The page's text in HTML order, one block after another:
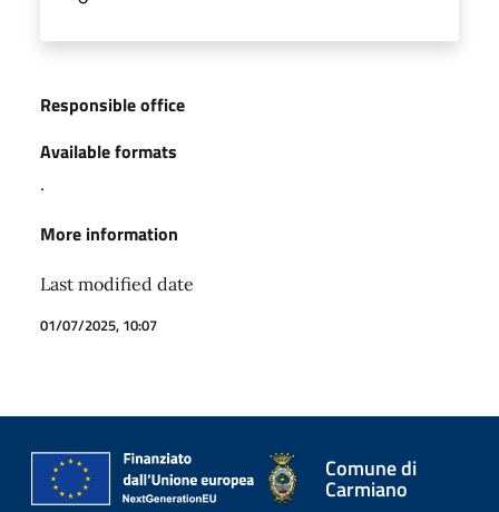
Responsible office
Available formats
.
More information
Last modified date
01/07/2025, 10:07
Comune di
Carmiano